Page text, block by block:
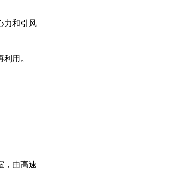
力和引风
用。
，由高速